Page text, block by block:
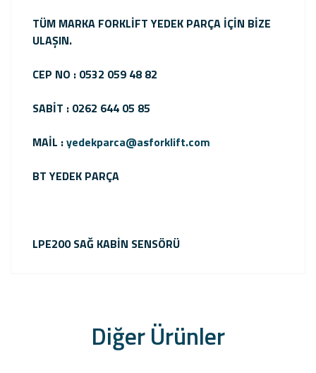
TÜM MARKA FORKLİFT YEDEK PARÇA İÇİN BİZE
ULAŞIN.
CEP NO : 0532 059 48 82
SABİT : 0262 644 05 85
MAİL :yedekparca@asforklift.com
BT YEDEK PARÇA
LPE200 SAĞ KABİN SENSÖRÜ
Diğer Ürünler